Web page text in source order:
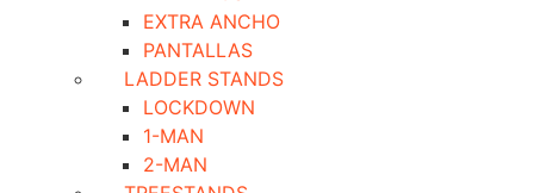
EXTRA ANCHO
PANTALLAS
LADDER STANDS
LOCKDOWN
1-MAN
2-MAN